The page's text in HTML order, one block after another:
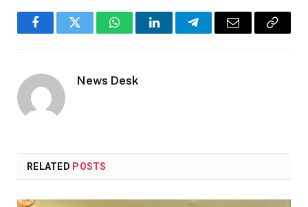
FacebookTwitter WhatsAppLinkedInTelegramEmail
Copy
News Desk
RELATED POSTS